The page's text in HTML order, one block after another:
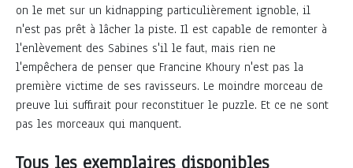
on le met sur un kidnapping particulièrement ignoble, il
n'est pas prêt à lâcher la piste. Il est capable de remonter à
l'enlèvement des Sabines s'il le faut, mais rien ne
l'empêchera de penser que Francine Khoury n'est pas la
première victime de ses ravisseurs. Le moindre morceau de
preuve lui suffirait pour reconstituer le puzzle. Et ce ne sont
pas les morceaux qui manquent.
Tous les exemplaires disponibles